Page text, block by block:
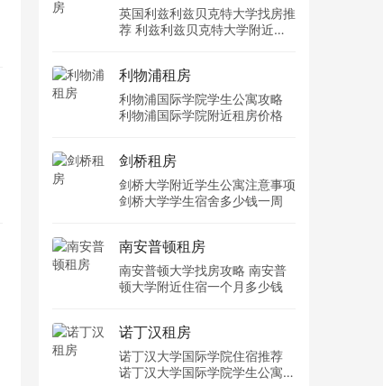
英国利兹利兹贝克特大学找房推
荐 利兹利兹贝克特大学附近住
利物浦租房
利物浦国际学院学生公寓攻略
利物浦国际学院附近租房价格
剑桥租房
剑桥大学附近学生公寓注意事项
剑桥大学学生宿舍多少钱一周
南安普顿租房
南安普顿大学找房攻略 南安普
顿大学附近住宿一个月多少钱
诺丁汉租房
诺丁汉大学国际学院住宿推荐
诺丁汉大学国际学院学生公寓多